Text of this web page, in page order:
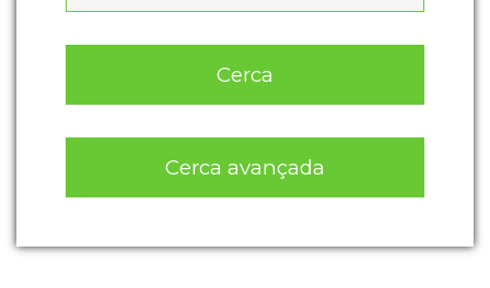
Cerca
Cerca avançada